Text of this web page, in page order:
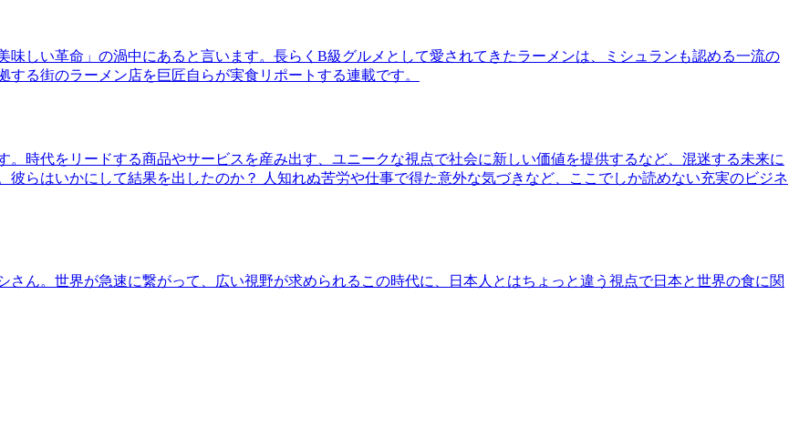
味しい革命」の渦中にあると言います。長らくB級グルメとして愛されてきたラーメンは、ミシュランも認める一流の
る街のラーメン店を巨匠自らが実食リポートする連載です。
。時代をリードする商品やサービスを産み出す、ユニークな視点で社会に新しい価値を提供するなど、混迷する未来に
らはいかにして結果を出したのか？ 人知れぬ苦労や仕事で得た意外な気づきなど、ここでしか読めない充実のビジネ
ん。世界が急速に繋がって、広い視野が求められるこの時代に、日本人とはちょっと違う視点で日本と世界の食に関